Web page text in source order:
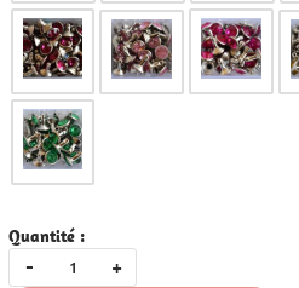
Quantité :
- +